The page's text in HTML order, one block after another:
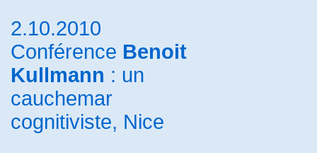
2.10.2010
Conférence Benoit
Kullmann : un
cauchemar
cognitiviste, Nice